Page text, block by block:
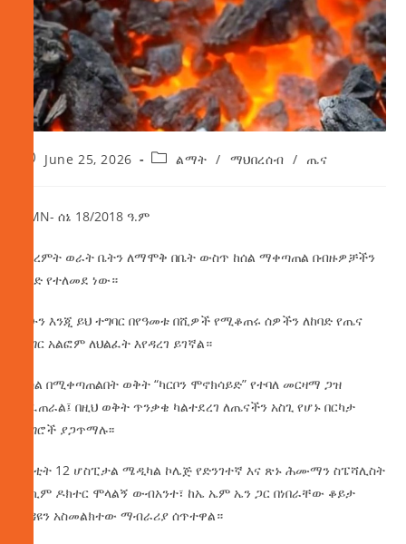
June 25, 2026 ልማት / ማህበረሰብ / ጤና
AMN- ሰኔ 18/2018 ዓ.ም
በክረምት ወራት ቤትን ለማሞቅ በቤት ውስጥ ከሰል ማቀጣጠል በብዙዎቻችን
ዘንድ የተለመደ ነው።
ይሁን እንጂ ይህ ተግባር በየዓመቱ በሺዎች የሚቆጠሩ ሰዎችን ለከባድ የጤና
ችግር አልፎም ለህልፈት እየዳረገ ይገኛል።
ከሰል በሚቀጣጠልበት ወቅት “ካርቦን ሞኖክሳይድ” የተባለ መርዛማ ጋዝ
ይፈጠራል፤ በዚህ ወቅት ጥንቃቄ ካልተደረገ ለጤናችን አስጊ የሆኑ በርካታ
ችግሮች ያጋጥማሉ፡፡
በካቲት 12 ሆስፒታል ሜዲካል ኮሌጅ የድንገተኛ እና ጽኑ ሕሙማን ስፔሻሊስት
ሐኪም ዶክተር ሞላልኝ ውብአንተ፣ ከኤ ኤም ኤን ጋር በነበራቸው ቆይታ
ጉዳዩን አስመልክተው ማብራሪያ ሰጥተዋል።